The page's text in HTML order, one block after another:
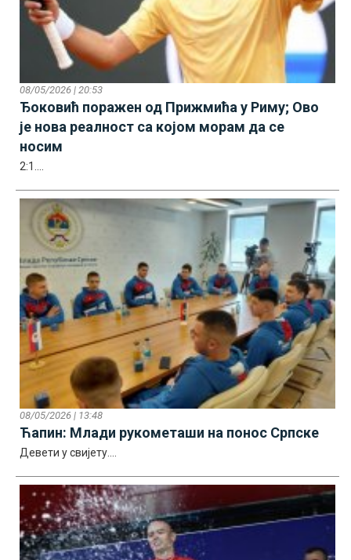
08/05/2026 | 20:53
Ђоковић поражен од Прижмића у Риму; Ово
је нова реалност са којом морам да се
носим
2:1....
08/05/2026 | 13:48
Ћапин: Млади рукометаши на понос Српске
Девети у свијету....